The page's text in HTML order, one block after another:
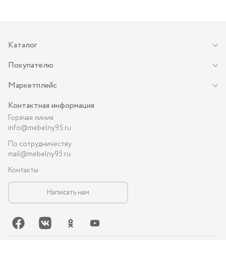
Каталог
Покупателю
Маркетплейс
Контактная информация
Горячая линия
info@mebelny95.ru
По сотрудничеству
mail@mebelny95.ru
Контакты
Написать нам